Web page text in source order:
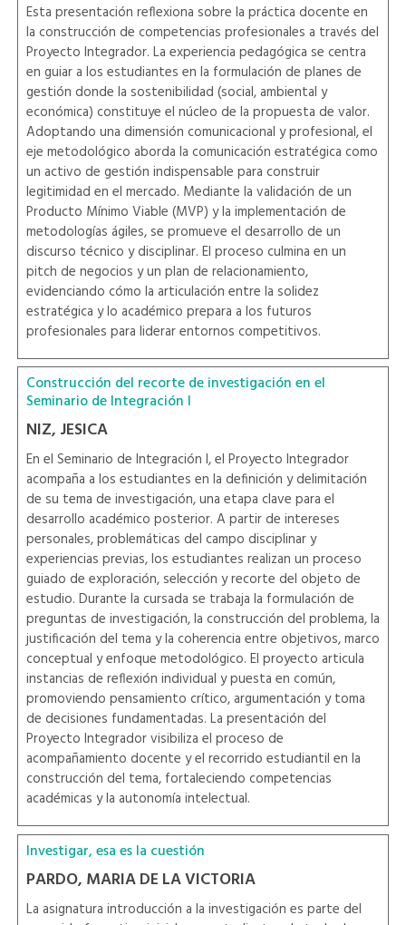
Esta presentación reflexiona sobre la práctica docente en
la construcción de competencias profesionales a través del
Proyecto Integrador. La experiencia pedagógica se centra
en guiar a los estudiantes en la formulación de planes de
gestión donde la sostenibilidad (social, ambiental y
económica) constituye el núcleo de la propuesta de valor.
Adoptando una dimensión comunicacional y profesional, el
eje metodológico aborda la comunicación estratégica como
un activo de gestión indispensable para construir
legitimidad en el mercado. Mediante la validación de un
Producto Mínimo Viable (MVP) y la implementación de
metodologías ágiles, se promueve el desarrollo de un
discurso técnico y disciplinar. El proceso culmina en un
pitch de negocios y un plan de relacionamiento,
evidenciando cómo la articulación entre la solidez
estratégica y lo académico prepara a los futuros
profesionales para liderar entornos competitivos.
Construcción del recorte de investigación en el
Seminario de Integración I
NIZ, JESICA
En el Seminario de Integración I, el Proyecto Integrador
acompaña a los estudiantes en la definición y delimitación
de su tema de investigación, una etapa clave para el
desarrollo académico posterior. A partir de intereses
personales, problemáticas del campo disciplinar y
experiencias previas, los estudiantes realizan un proceso
guiado de exploración, selección y recorte del objeto de
estudio. Durante la cursada se trabaja la formulación de
preguntas de investigación, la construcción del problema, la
justificación del tema y la coherencia entre objetivos, marco
conceptual y enfoque metodológico. El proyecto articula
instancias de reflexión individual y puesta en común,
promoviendo pensamiento crítico, argumentación y toma
de decisiones fundamentadas. La presentación del
Proyecto Integrador visibiliza el proceso de
acompañamiento docente y el recorrido estudiantil en la
construcción del tema, fortaleciendo competencias
académicas y la autonomía intelectual.
Investigar, esa es la cuestión
PARDO, MARIA DE LA VICTORIA
La asignatura introducción a la investigación es parte del